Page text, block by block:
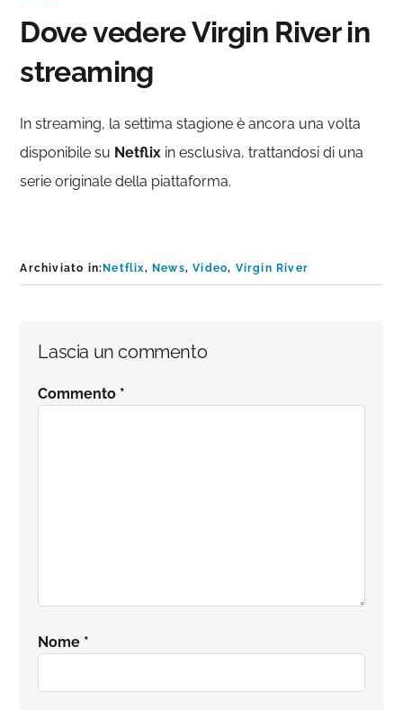
Dove vedere Virgin River in
streaming
In streaming, la settima stagione è ancora una volta
disponibile su Netflix in esclusiva, trattandosi di una
serie originale della piattaforma.
Archiviato in:Netflix,News,Video, Virgin River
Interazioni
del
Lascia un commento
Commento *
Nome *